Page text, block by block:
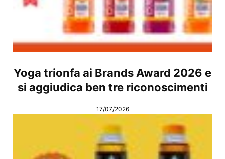
Yoga trionfa ai Brands Award 2026 e
si aggiudica ben tre riconoscimenti
17/07/2026